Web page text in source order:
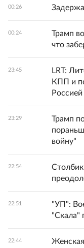
00:26
00:24
Трамп
что
23:45
LRT:
КПП и
Россией
23:29
Трамп
войну"
22:54
22:51
"УП":
"Скала"
22:44